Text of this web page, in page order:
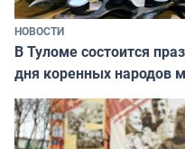
НОВОСТИ
В Туломе состоится
дня коренных народов